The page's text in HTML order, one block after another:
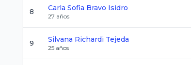
8 Carla Sofia Bravo Isidro
27 años
9 Silvana Richardi Tejeda
25 años